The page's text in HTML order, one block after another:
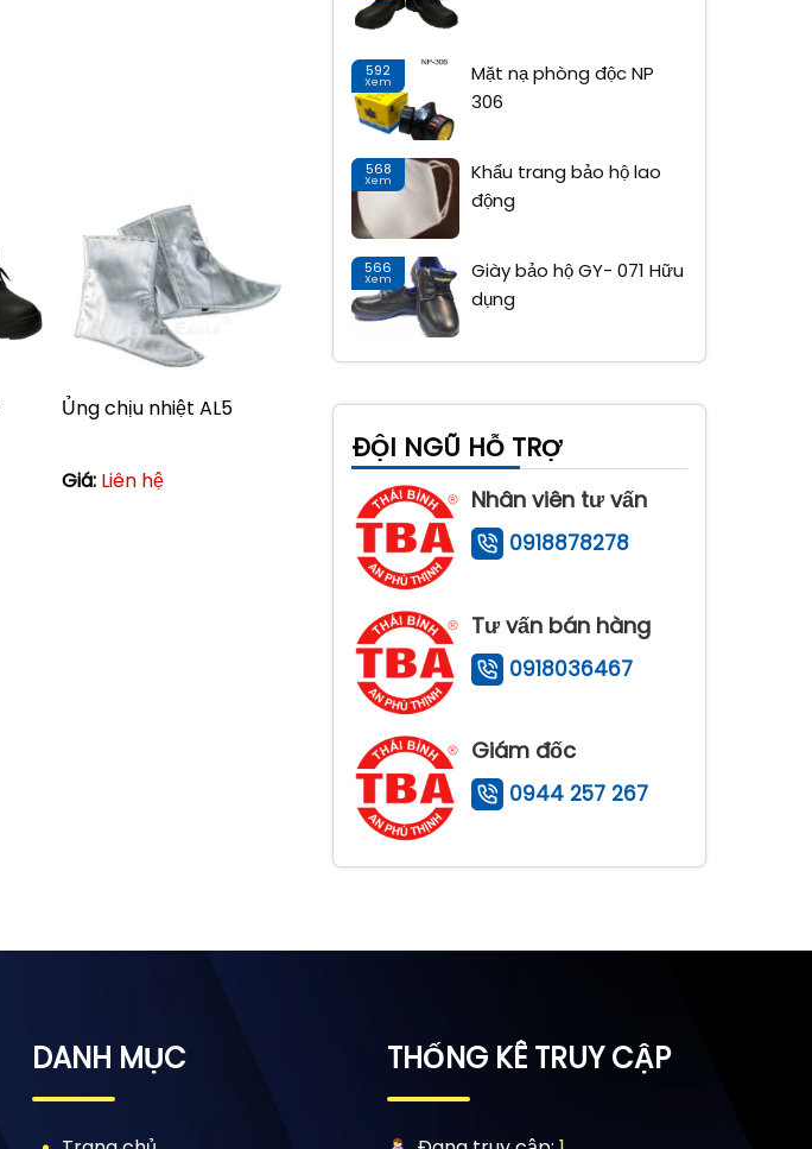
Ủng chịu nhiệt AL5
Giá: Liên hệ
592
Xem
Mặt nạ phòng độc NP
306
568
Xem
Khẩu trang bảo hộ lao
động
566
Xem
Giày bảo hộ GY- 071 Hữu
dụng
ĐỘI NGŨ HỖ TRỢ
Nhân viên tư vấn
0918878278
Tư vấn bán hàng
0918036467
Giám đốc
0944 257 267
DANH MỤC THỐNG KÊ TRUY CẬP